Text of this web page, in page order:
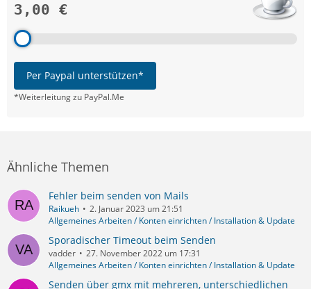
3,00 €
Per Paypal unterstützen*
*Weiterleitung zu PayPal.Me
Ähnliche Themen
Fehler beim senden von Mails
Raikueh
2. Januar 2023 um 21:51
Allgemeines Arbeiten / Konten einrichten / Installation & Update
Sporadischer Timeout beim Senden
vadder
27. November 2022 um 17:31
Allgemeines Arbeiten / Konten einrichten / Installation & Update
Senden über gmx mit mehreren, unterschiedlichen